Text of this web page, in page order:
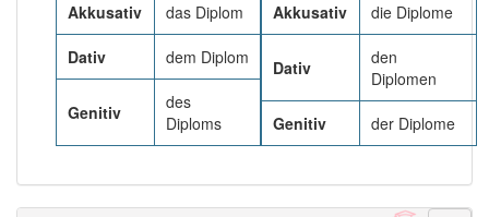
Akkusativ das Diplom
Dativ dem Diplom
Genitiv
des
Diploms
Akkusativ die Diplome
Dativ
den
Diplomen
Genitiv der Diplome